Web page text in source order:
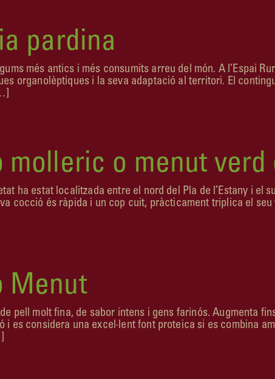
pardina
més antics i més consumits arreu del món. A l’Es­pai
organolèptiques i la seva adaptació al territori. El
molleric o menut verd
ha estat localitzada entre el nord del Pla de l’Estany i el
cocció és ràpida i un cop cuit, pràcticament triplica el
Menut
de pell molt fina, de sabor intens i gens farinós. Augmenta
i es considera una excel·lent font proteica si es combina